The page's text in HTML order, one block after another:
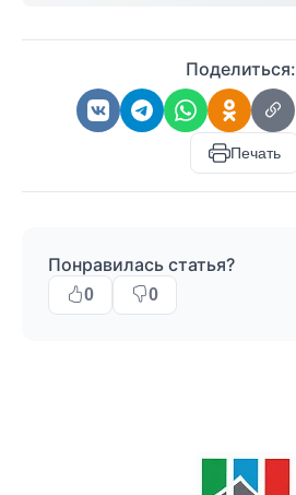
Поделиться:
Печать
Понравилась статья?
0 0